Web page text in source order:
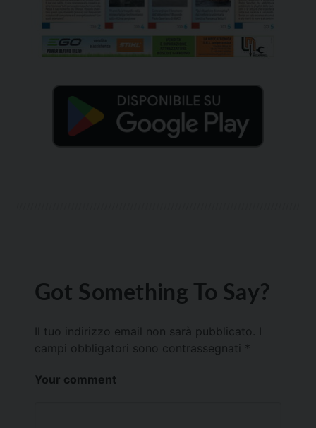
Got Something To Say?
Il tuo indirizzo email non sarà pubblicato.
campi obbligatori sono contrassegnati *
Your comment